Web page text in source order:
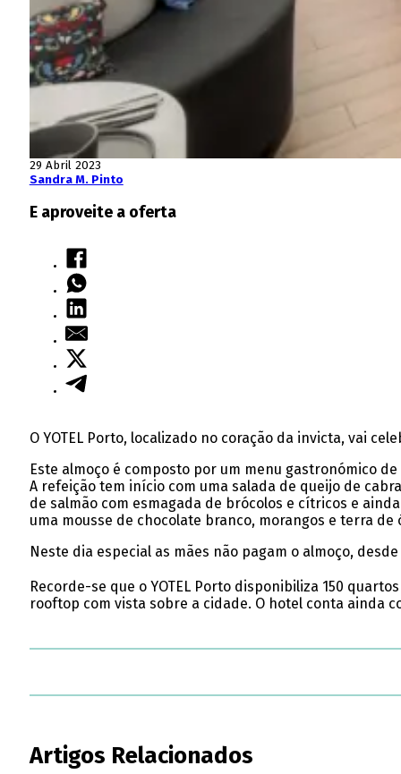
29 Abril 2023
Sandra M. Pinto
E aproveite a oferta
O YOTEL Porto, localizado no coração da invicta, vai
Este almoço é composto por um menu gastronómico
A refeição tem início com uma salada de queijo de
de salmão com esmagada de brócolos e cítricos e
uma mousse de chocolate branco, morangos e terra de
Neste dia especial as mães não pagam o almoço,
Recorde-se que o YOTEL Porto disponibiliza 150
rooftop com vista sobre a cidade. O hotel conta ainda
Artigos Relacionados